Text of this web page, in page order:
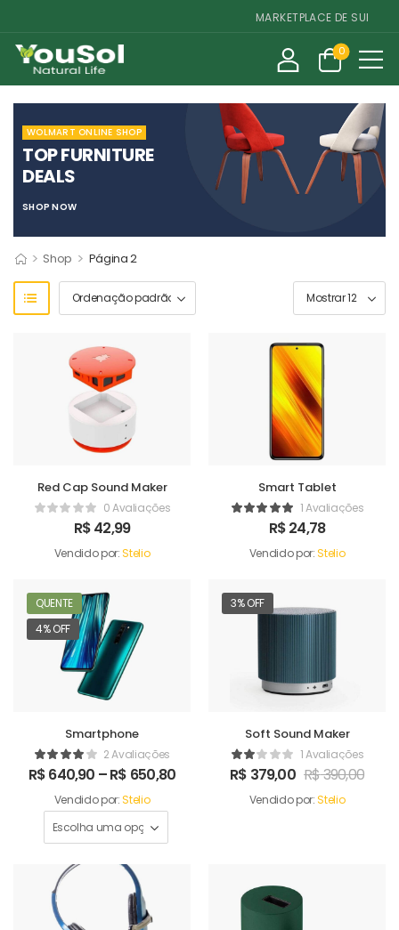
MARKETPLACE DE
0
WOLMART ONLINE SHOP
TOP FURNITURE
DEALS
SHOP NOW
> Shop > Página 2
Red Cap Sound Maker
0 Avaliações
R$42,99
Vendido por:Stelio
Smart Tablet
1 Avaliações
R$24,78
Vendido por:Stelio
QUENTE
4% OFF
Smartphone
2 Avaliações
R$640,90 –R$ 650,80
Vendido por:Stelio
3% OFF
Soft Sound Maker
1 Avaliações
R$ 379,00 R$390,00
Vendido por:Stelio